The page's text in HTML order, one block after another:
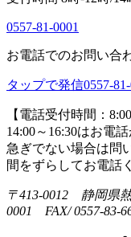
0557-81-0001
お電話でのお問い合
タップで発信0557-
【電話受付時間：
14:00～16:30はお電
急ぎでない場合は問
間をずらしてお電話
〒413-0012 静岡県
0001 FAX/ 0557-83-